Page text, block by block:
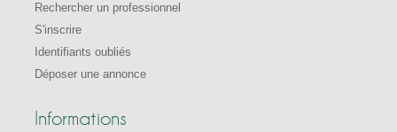
Rechercher un professionnel
S'inscrire
Identifiants oubliés
Déposer une annonce
Informations